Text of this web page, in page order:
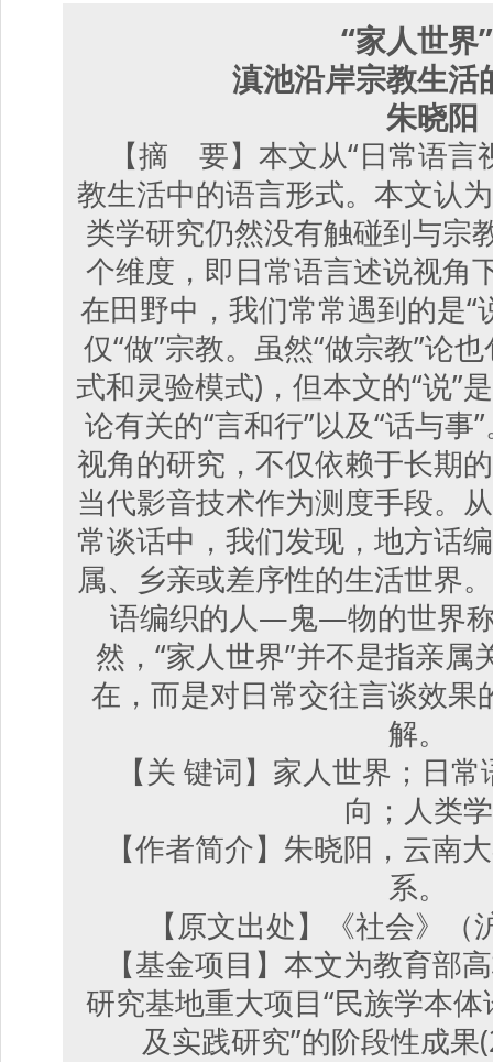
“家人世界
滇池沿岸宗教生活
朱晓阳
【摘 要】本文从“日常语言
教生活中的语言形式。本文认
类学研究仍然没有触碰到与宗
个维度，即日常语言述说视角
在田野中，我们常常遇到的是
仅“做”宗教。虽然“做宗教”论
式和灵验模式)，但本文的“说”
论有关的“言和行”以及“话与事
视角的研究，不仅依赖于长期
当代影音技术作为测度手段。
常谈话中，我们发现，地方话
属、乡亲或差序性的生活世界
语编织的人—鬼—物的世界称
然，“家人世界”并不是指亲属
在，而是对日常交往言谈效果
解。
【关 键词】家人世界；日
向；人类学
【作者简介】朱晓阳，云南
系。
【原文出处】《社会》
【基金项目】本文为教育部
研究基地重大项目“民族学本
及实践研究”的阶段性成果